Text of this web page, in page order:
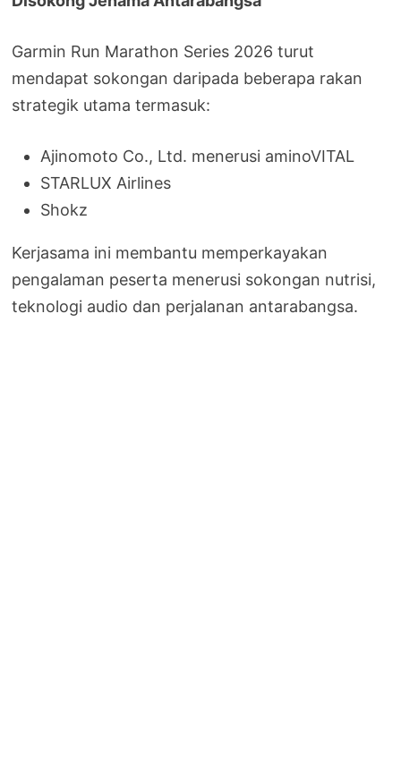
Garmin Run Marathon Series 2026 turut
mendapat sokongan daripada beberapa rakan
strategik utama termasuk:
Ajinomoto Co., Ltd. menerusi aminoVITAL
STARLUX Airlines
Shokz
Kerjasama ini membantu memperkayakan
pengalaman peserta menerusi sokongan nutrisi,
teknologi audio dan perjalanan antarabangsa.